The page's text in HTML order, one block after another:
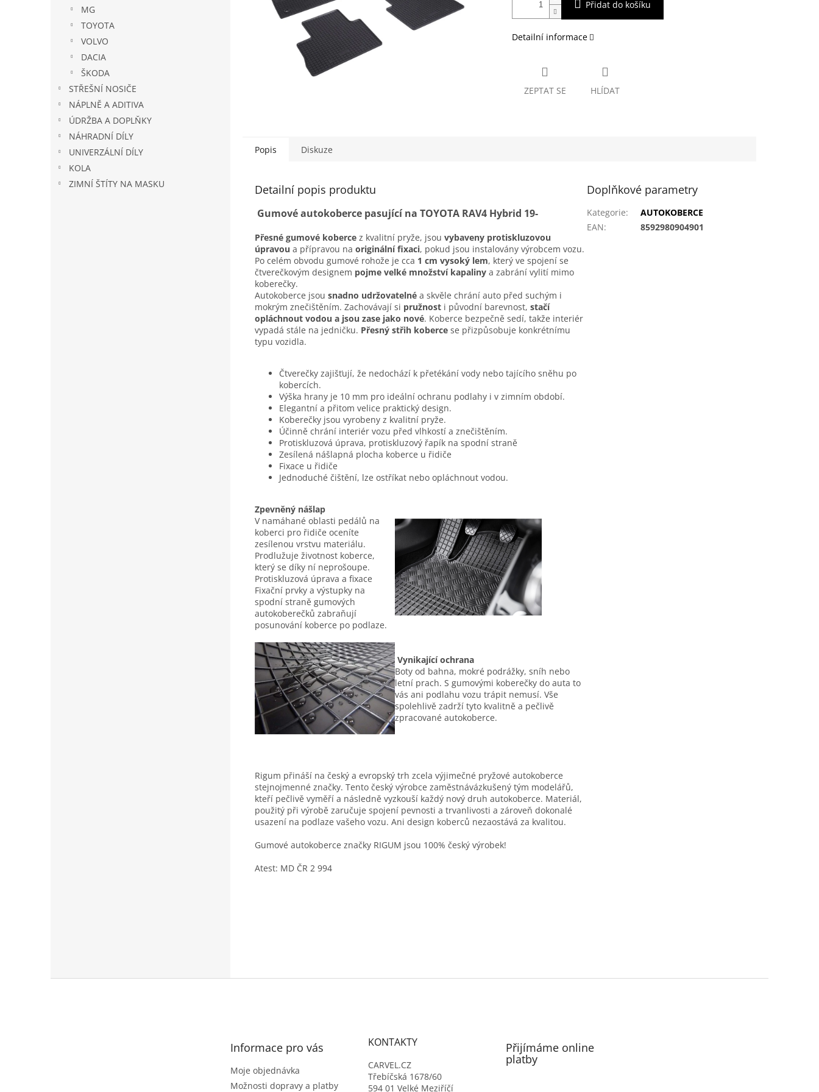
MG
TOYOTA
VOLVO
DACIA
ŠKODA
STŘEŠNÍ NOSIČE
NÁPLNĚ A ADITIVA
ÚDRŽBA A DOPLŇKY
NÁHRADNÍ DÍLY
UNIVERZÁLNÍ DÍLY
KOLA
ZIMNÍ ŠTÍTY NA MASKU
Přidat do košíku
Detailní informace
ZEPTAT SE HLÍDAT
Popis Diskuze
Detailní popis produktu
Gumové autokoberce pasující na TOYOTA RAV4 Hybrid 19-
Přesné gumové koberce z kvalitní pryže, jsou vybaveny protiskluzovou
úpravou a přípravou na originální fixaci, pokud jsou instalovány výrobcem vozu.
Po celém obvodu gumové rohože je cca 1 cm vysoký lem, který ve spojení se
čtverečkovým designem pojme velké množství kapaliny a zabrání vylití mimo
koberečky.
Autokoberce jsou snadno udržovatelné a skvěle chrání auto před suchým i
mokrým znečištěním. Zachovávají si pružnost i původní barevnost, stačí
opláchnout vodou a jsou zase jako nové. Koberce bezpečně sedí, takže interiér
vypadá stále na jedničku. Přesný střih koberce se přizpůsobuje konkrétnímu
typu vozidla.
Čtverečky zajišťují, že nedochází k přetékání vody nebo tajícího sněhu po
kobercích.
Výška hrany je 10 mm pro ideální ochranu podlahy i v zimním období.
Elegantní a přitom velice praktický design.
Koberečky jsou vyrobeny z kvalitní pryže.
Účinně chrání interiér vozu před vlhkostí a znečištěním.
Protiskluzová úprava, protiskluzový řapík na spodní straně
Zesílená nášlapná plocha koberce u řidiče
Fixace u řidiče
Jednoduché čištění, lze ostříkat nebo opláchnout vodou.
Zpevněný nášlap
V namáhané oblasti pedálů na
koberci pro řidiče oceníte
zesílenou vrstvu materiálu.
Prodlužuje životnost koberce,
který se díky ní neprošoupe.
Protiskluzová úprava a fixace
Fixační prvky a výstupky na
spodní straně gumových
autokoberečků zabraňují
posunování koberce po podlaze.
Vynikající ochrana
Boty od bahna, mokré podrážky, sníh nebo
letní prach. S gumovými koberečky do auta to
vás ani podlahu vozu trápit nemusí. Vše
spolehlivě zadrží tyto kvalitně a pečlivě
zpracované autokoberce.
Rigum přináší na český a evropský trh zcela výjimečné pryžové autokoberce
stejnojmenné značky. Tento český výrobce zaměstnávázkušený tým modelářů,
kteří pečlivě vyměří a následně vyzkouší každý nový druh autokoberce. Materiál,
použitý při výrobě zaručuje spojení pevnosti a trvanlivosti a zároveň dokonalé
usazení na podlaze vašeho vozu. Ani design koberců nezaostává za kvalitou.
Gumové autokoberce značky RIGUM jsou 100% český výrobek!
Atest: MD ČR 2 994
Doplňkové parametry
Kategorie:
AUTOKOBERCE
EAN: 8592980904901
Informace pro vás
Moje objednávka
Možnosti dopravy a platby
KONTAKTY
CARVEL.CZ
Třebíčská 1678/60
594 01 Velké Meziříčí
Přijímáme online
platby